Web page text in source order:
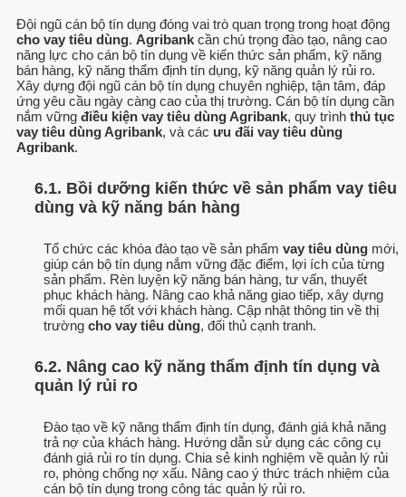
Đội ngũ cán bộ tín dụng đóng vai trò quan trọng trong hoạt động
cho vay tiêu dùng. Agribank cần chú trọng đào tạo, nâng cao
năng lực cho cán bộ tín dụng về kiến thức sản phẩm, kỹ năng
bán hàng, kỹ năng thẩm định tín dụng, kỹ năng quản lý rủi ro.
Xây dựng đội ngũ cán bộ tín dụng chuyên nghiệp, tận tâm, đáp
ứng yêu cầu ngày càng cao của thị trường. Cán bộ tín dụng cần
nắm vững điều kiện vay tiêu dùng Agribank, quy trình thủ tục
vay tiêu dùng Agribank, và các ưu đãi vay tiêu dùng
Agribank.
6.1. Bồi dưỡng kiến thức về sản phẩm vay tiêu
dùng và kỹ năng bán hàng
Tổ chức các khóa đào tạo về sản phẩm vay tiêu dùng mới,
giúp cán bộ tín dụng nắm vững đặc điểm, lợi ích của từng
sản phẩm. Rèn luyện kỹ năng bán hàng, tư vấn, thuyết
phục khách hàng. Nâng cao khả năng giao tiếp, xây dựng
mối quan hệ tốt với khách hàng. Cập nhật thông tin về thị
trường cho vay tiêu dùng, đối thủ cạnh tranh.
6.2. Nâng cao kỹ năng thẩm định tín dụng và
quản lý rủi ro
Đào tạo về kỹ năng thẩm định tín dụng, đánh giá khả năng
trả nợ của khách hàng. Hướng dẫn sử dụng các công cụ
đánh giá rủi ro tín dụng. Chia sẻ kinh nghiệm về quản lý rủi
ro, phòng chống nợ xấu. Nâng cao ý thức trách nhiệm của
cán bộ tín dụng trong công tác quản lý rủi ro.